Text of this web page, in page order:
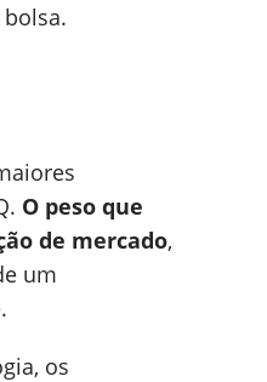
O peso que
de mercado,
um
os